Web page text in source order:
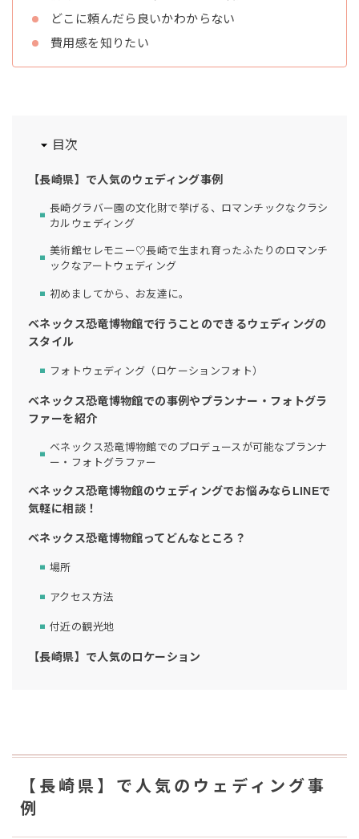
どこに頼んだら良いかわからない
費用感を知りたい
目次
【長崎県】で人気のウェディング事例
長崎グラバー園の文化財で挙げる、ロマンチックなクラシ
カルウェディング
美術館セレモニー♡長崎で生まれ育ったふたりのロマンチ
ックなアートウェディング
初めましてから、お友達に。
ベネックス恐竜博物館で行うことのできるウェディングの
スタイル
フォトウェディング（ロケーションフォト）
ベネックス恐竜博物館での事例やプランナー・フォトグラ
ファーを紹介
ベネックス恐竜博物館でのプロデュースが可能なプランナ
ー・フォトグラファー
ベネックス恐竜博物館のウェディングでお悩みならLINEで
気軽に相談！
ベネックス恐竜博物館ってどんなところ？
場所
アクセス方法
付近の観光地
【長崎県】で人気のロケーション
【長崎県】で人気のウェディング事
例